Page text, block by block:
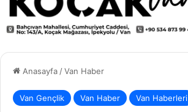
Anasayfa/Van Haber
Van Gençlik Van Haber Van Haberleri